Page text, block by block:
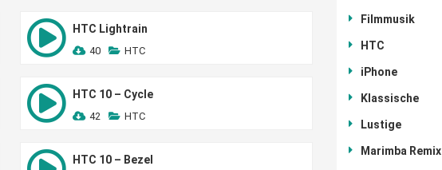
HTC Lightrain
40 HTC
HTC 10 – Cycle
42 HTC
HTC 10 – Bezel
Filmmusik
HTC
iPhone
Klassische
Lustige
Marimba Remix